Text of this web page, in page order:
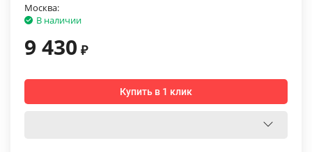
Москва:
В наличии
9 430 ₽
Купить в 1 клик